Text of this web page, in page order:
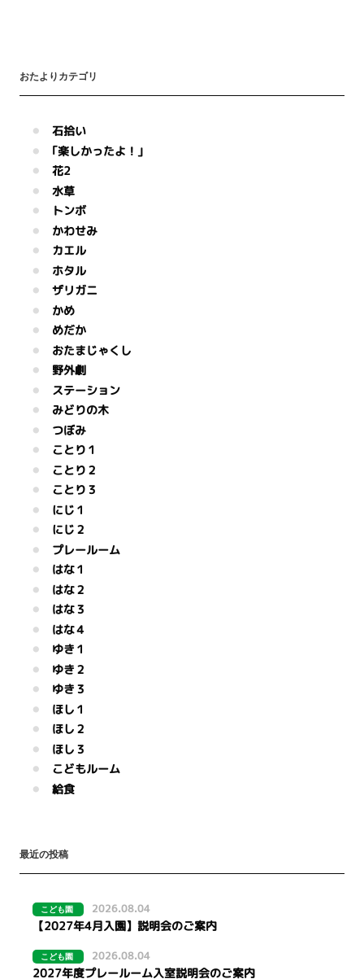
おたよりカテゴリ
石拾い
｢楽しかったよ！｣
花2
水草
トンボ
かわせみ
カエル
ホタル
ザリガニ
かめ
めだか
おたまじゃくし
野外劇
ステーション
みどりの木
つぼみ
ことり１
ことり２
ことり３
にじ１
にじ２
プレールーム
はな１
はな２
はな３
はな４
ゆき１
ゆき２
ゆき３
ほし１
ほし２
ほし３
こどもルーム
給食
最近の投稿
こども園 2026.08.04
【2027年4月入園】説明会のご案内
こども園 2026.08.04
2027年度プレールーム入室説明会のご案内